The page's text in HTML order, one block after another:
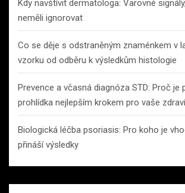
Kdy navštívit dermatologa: Varovné
neměli ignorovat
Co se děje s odstraněným znaménkem v
vzorku od odběru k výsledkům histologie
Prevence a včasná diagnóza STD: Proč je
prohlídka nejlepším krokem pro vaše zdraví
Biologická léčba psoriasis: Pro koho je
přináší výsledky